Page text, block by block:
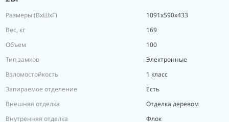
Размеры (ВxШxГ)
1091х590х433
Вес, кг
169
Объем
100
Тип замков
Электронные
Взломостойкость
1 класс
Запираемое отделение
Есть
Внешняя отделка
Отделка деревом
Внутренняя отделка
Флок